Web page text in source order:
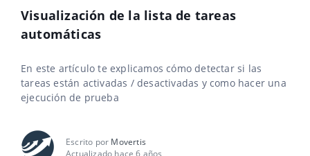
Visualización de la lista de tareas
automáticas
En este artículo te explicamos cómo detectar si las
tareas están activadas / desactivadas y como hacer una
ejecución de prueba
Escrito por Movertis
Actualizado hace 6 años